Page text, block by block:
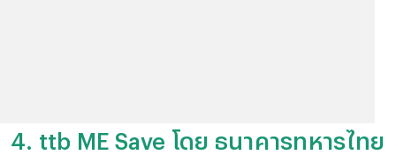
4. ttb ME Save โดย ธนาคารทหารไทย